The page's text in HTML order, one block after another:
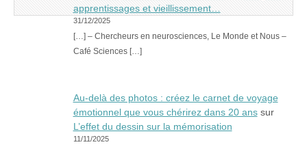
apprentissages et vieillissement…
31/12/2025
[…] – Chercheurs en neurosciences, Le Monde et Nous –
Café Sciences […]
Au-delà des photos : créez le carnet de voyage
émotionnel que vous chérirez dans 20 anssur
L’effet du dessin sur la mémorisation
11/11/2025